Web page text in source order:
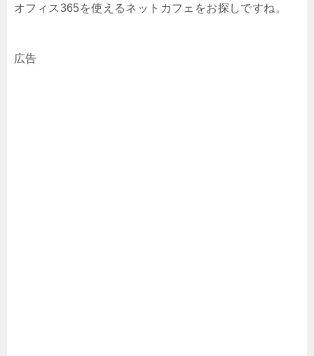
オフィス365を使えるネットカフェをお探しですね。
広告